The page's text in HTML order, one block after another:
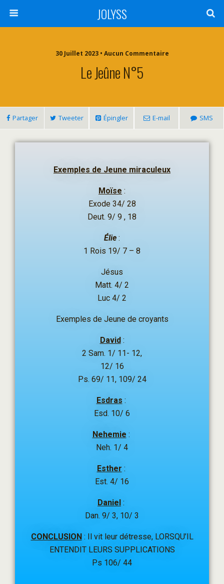
JOLYSS
30 Juillet 2023 • Aucun Commentaire
Le Jeûne N°5
Partager Tweeter Épingler E-mail SMS
Exemples de Jeune miraculeux
Moïse :
Exode 34/ 28
Deut. 9/ 9 , 18
Élie :
1 Rois 19/ 7 – 8
Jésus
Matt. 4/ 2
Luc 4/ 2
Exemples de Jeune de croyants
David:
2 Sam. 1/ 11- 12,
12/ 16
Ps. 69/ 11, 109/ 24
Esdras :
Esd. 10/ 6
Nehemie :
Neh. 1/ 4
Esther :
Est. 4/ 16
Daniel :
Dan. 9/ 3, 10/ 3
CONCLUSION: Il vit leur détresse, LORSQU’IL
ENTENDIT LEURS SUPPLICATIONS
Ps 106/ 44